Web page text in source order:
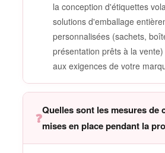
la conception d'étiquettes
solutions d'emballage
personnalisées (sachets,
présentation prêts à la
aux exigences de votre
❓Quelles sont les mesures de
mises en place pendant la